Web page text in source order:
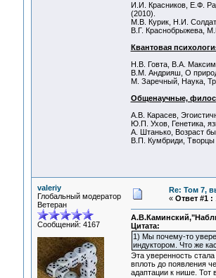
И.И. Красников, Е.Ф.
(2010).
М.В. Курик, Н.И.
В.Г. Краснобрыжева,
Квантовая
Н.В. Говта, В.А.
В.М. Андрияш, О
М. Заречный, Наука,
Общенаучные,
А.В. Карасев,
Ю.П. Ухов, Генетика,
А. Штанько, Возраст
В.П. Кумбриди, Творцы
valeriy
Глобальный модератор
Ветеран
Сообщений: 4167
Re: Том 7,
« Ответ #1 :
Цитата:
1) Мы почему-то
индуктором. Что же
Эта уверенность
вплоть до появления
адаптации к нише. Тот